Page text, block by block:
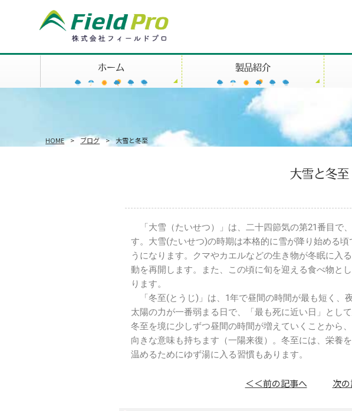
ホーム 製品紹介
HOME > ブログ > 大雪と冬至
大雪と冬至
「大雪（たいせつ）」は、二十四節気の第21番目で
す。大雪(たいせつ)の時期は本格的に雪が降り始める
うになります。クマやカエルなどの生き物が冬眠に入
動を再開します。また、この頃に旬を迎える食べ物と
ります。
「冬至(とうじ)」は、1年で昼間の時間が最も短く、
太陽の力が一番弱まる日で、「最も死に近い日」とし
冬至を境に少しずつ昼間の時間が増えていくことから
向きな意味も持ちます（一陽来復）。冬至には、栄養
温めるためにゆず湯に入る習慣もあります。
＜＜前の記事へ 次